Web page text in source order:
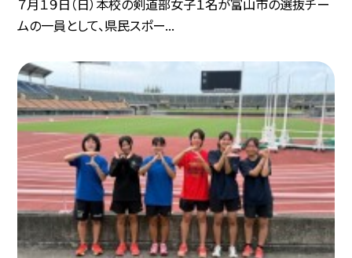
７月１９日（日）本校の剣道部女子１名が富山市の選抜チー
ムの一員として、県民スポー...